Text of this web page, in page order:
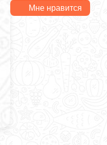
Мне нравится